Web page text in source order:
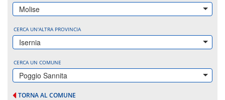
Molise
CERCA UN'ALTRA PROVINCIA
Isernia
CERCA UN COMUNE
Poggio Sannita
TORNA AL COMUNE